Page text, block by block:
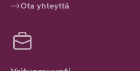
Ota yhteyttä